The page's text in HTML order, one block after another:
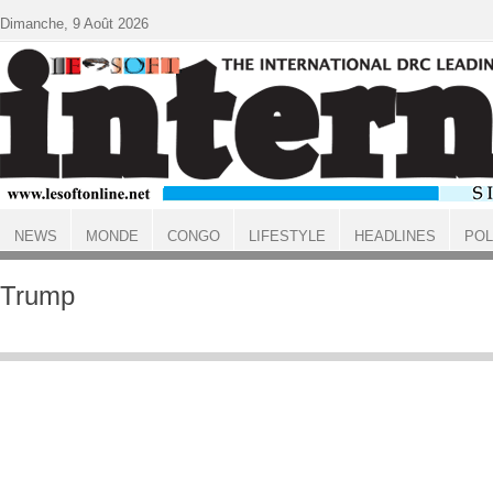
ACCUEIL
Trump
Dimanche, 9 Août 2026
NEWS MONDE CONGO LIFESTYLE HEADLINES